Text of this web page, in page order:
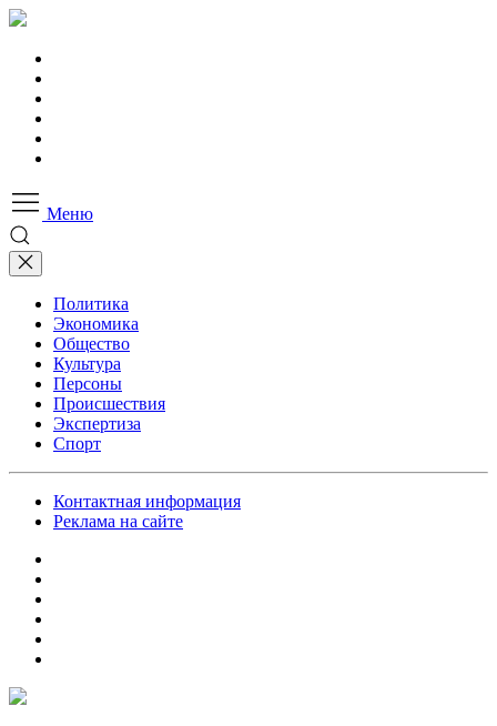
Меню
Политика
Экономика
Общество
Культура
Персоны
Происшествия
Экспертиза
Спорт
Контактная информация
Реклама на сайте